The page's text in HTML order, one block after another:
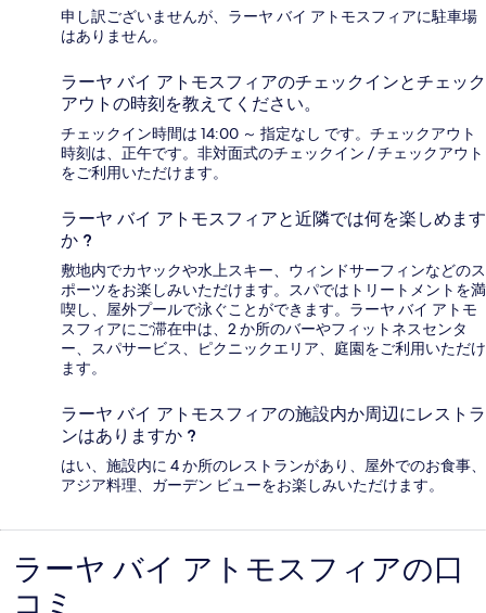
申し訳ございませんが、ラーヤ バイ アトモスフィアに駐車場
はありません。
ラーヤ バイ アトモスフィアのチェックインとチェック
アウトの時刻を教えてください。
チェックイン時間は 14:00 ～ 指定なし です。チェックアウト
時刻は、正午です。非対面式のチェックイン / チェックアウト
をご利用いただけます。
ラーヤ バイ アトモスフィアと近隣では何を楽しめます
か ?
敷地内でカヤックや水上スキー、ウィンドサーフィンなどのス
ポーツをお楽しみいただけます。スパではトリートメントを満
喫し、屋外プールで泳ぐことができます。ラーヤ バイ アトモ
スフィアにご滞在中は、2 か所のバーやフィットネスセンタ
ー、スパサービス、ピクニックエリア、庭園をご利用いただけ
ます。
ラーヤ バイ アトモスフィアの施設内か周辺にレストラ
ンはありますか ?
はい、施設内に 4 か所のレストランがあり、屋外でのお食事、
アジア料理、ガーデン ビューをお楽しみいただけます。
口
コ
ラーヤ バイ アトモスフィアの口
コミ